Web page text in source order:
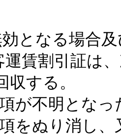
効となる場合
賃割引証は
する。
が不明となっ
をぬり消し、